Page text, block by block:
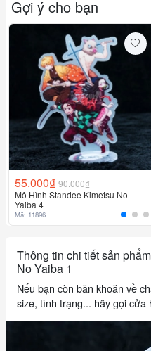
Gợi ý cho bạn
55.000₫ 90.000₫
Mô Hình Standee Kimetsu No
Yaiba 4
Mã: 11896
Thông tin chi tiết sản
No Yaiba 1
Nếu bạn còn băn khoăn về
size, tình trạng... hãy gọi cửa